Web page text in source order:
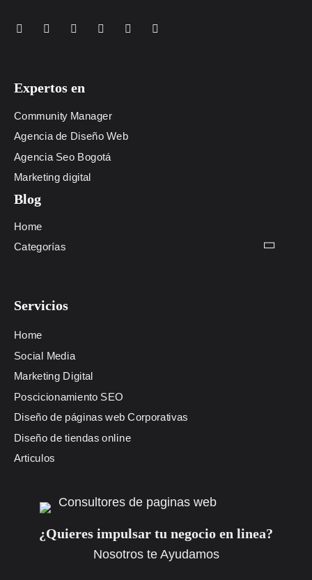
Expertos en
Community Manager
Agencia de Diseño Web
Agencia Seo Bogotá
Marketing digital
Blog
Home
Categorías
Servicios
Home
Social Media
Marketing Digital
Poscicionamiento SEO
Diseño de páginas web Corporativas
Diseño de tiendas online
Articulos
¿Quieres impulsar tu negocio en linea?
Nosotros te Ayudamos